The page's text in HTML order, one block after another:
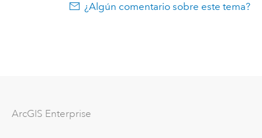
¿Algún comentario sobre este tema?
ArcGIS Enterprise